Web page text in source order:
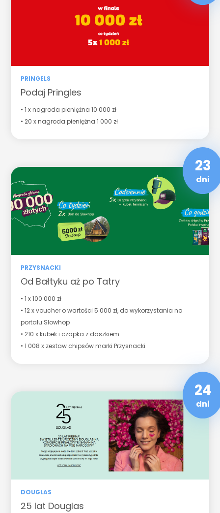
PRINGELS
Podaj Pringles
• 1 x nagroda pieniężna 10 000 zł
• 20 x nagroda pieniężna 1 000 zł
PRZYSNACKI
Od Bałtyku aż po Tatry
• 1 x 100 000 zł
• 12 x voucher o wartości 5 000 zł, do wykorzystania na
portalu Slowhop
• 210 x kubek i czapka z daszkiem
• 1 008 x zestaw chipsów marki Przysnacki
23
dni
DOUGLAS
25 lat Douglas
24
dni